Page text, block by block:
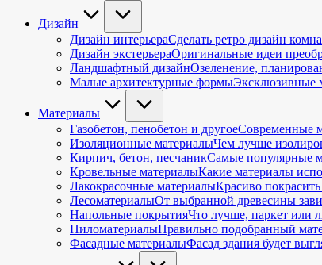
Дизайн
Дизайн интерьераСделать ретро дизайн
Дизайн экстерьераОригинальные идеи
Ландшафтный дизайнОзеленение,
Малые архитектурные формыЭксклюзивные
Материалы
Газобетон, пенобетон и другоеСовременные
Изоляционные материалыЧем лучше
Кирпич, бетон, песчаникСамые популярные
Кровельные материалыКакие материалы
Лакокрасочные материалыКрасиво
ЛесоматериалыОт выбранной древесины
Напольные покрытияЧто лучше, паркет или
ПиломатериалыПравильно подобранный
Фасадные материалыФасад здания будет